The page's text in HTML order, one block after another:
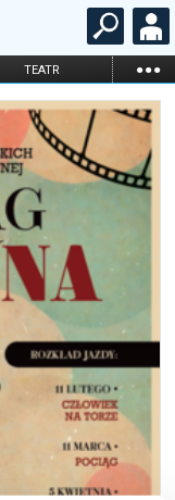
TEATR ...
STAND-UP
KARNETY